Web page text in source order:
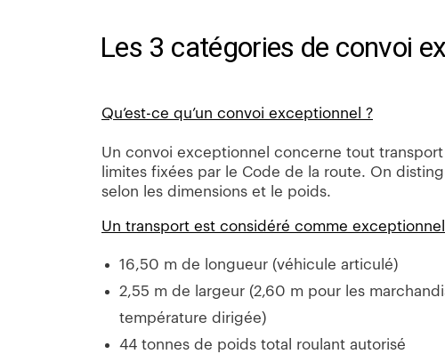
Les 3 catégories de convoi
Qu’est-ce qu’un convoi exceptionnel ?
Un convoi exceptionnel concerne tout
limites fixées par le Code de la route. On
selon les dimensions et le poids.
Un transport est considéré comme
16,50 m de longueur (véhicule articulé)
2,55 m de largeur (2,60 m pour les
température dirigée)
44 tonnes de poids total roulant autorisé